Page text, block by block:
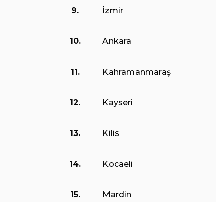
9. İzmir
10. Ankara
11. Kahramanmaraş
12. Kayseri
13. Kilis
14. Kocaeli
15. Mardin